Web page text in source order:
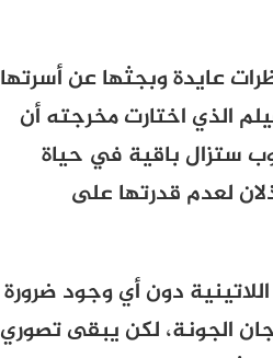
عايدة وبجثها عن أسرتها
الذي اختارت مخرجته أن
ستزال باقية في حياة
لعدم قدرتها على
دون أي وجود ضرورة
الجونة، لكن يبقى تصوري